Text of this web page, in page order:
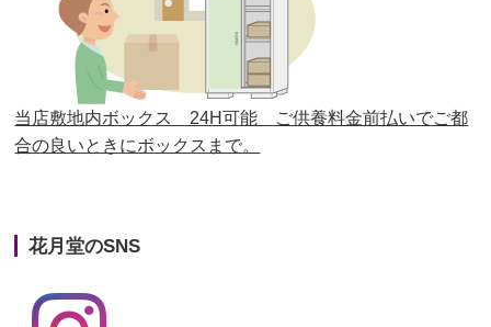
第25回人形供養祭 平成28年6月16日(木)
第24回人形供養祭 平成27年11月27日
第23回人形供養祭平成26年12月5日
第22回人形供養祭平成26年4月28日
第20回人形供養祭
第19回人形供養祭
当店敷地内ボックス 24H可能 ご供養料金前払いでご都
合の良いときにボックスまで。
花月堂のSNS